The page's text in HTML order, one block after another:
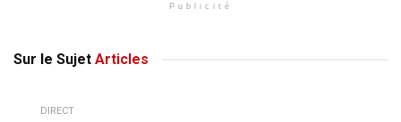
Publicité
Sur le Sujet Articles
DIRECT